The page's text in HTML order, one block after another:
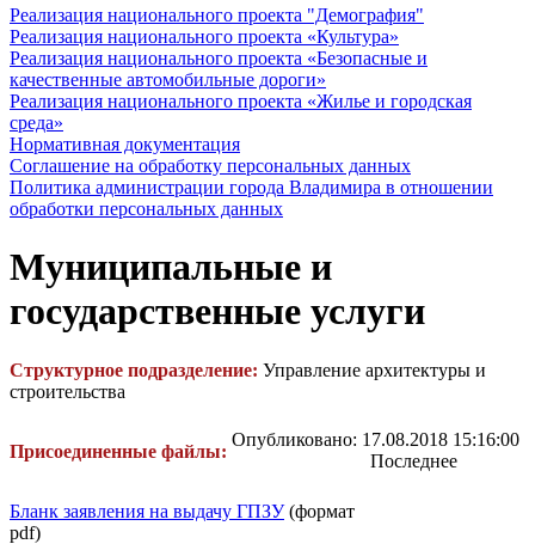
Реализация национального проекта "Демография"
Реализация национального проекта «Культура»
Реализация национального проекта «Безопасные и
качественные автомобильные дороги»
Реализация национального проекта «Жилье и городская
среда»
Нормативная документация
Соглашение на обработку персональных данных
Политика администрации города Владимира в отношении
обработки персональных данных
Муниципальные и
государственные услуги
Структурное подразделение: Управление архитектуры и
строительства
Присоединенные файлы:
Бланк заявления на выдачу ГПЗУ(формат
pdf)
Опубликовано: 17.08.2018 15:16:00
Последнее